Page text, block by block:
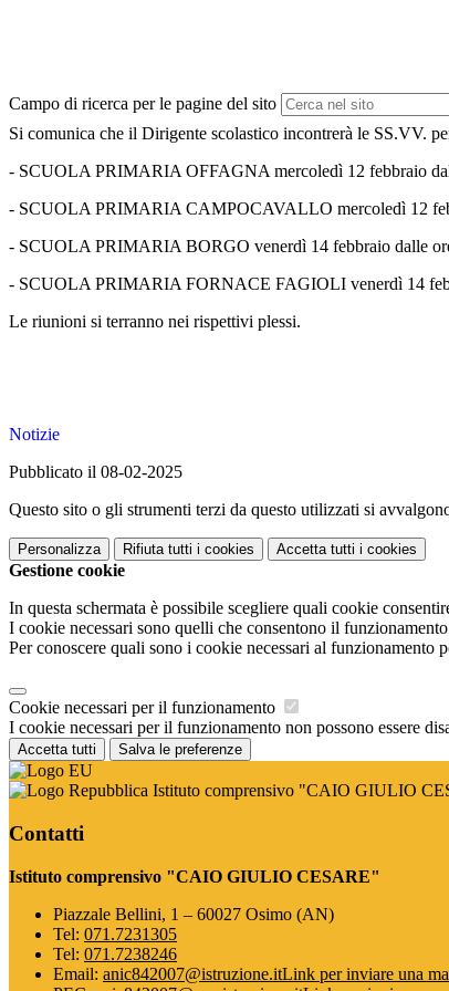
Campo di ricerca per le pagine del sito
Si comunica che il Dirigente scolastico incontrerà le SS.VV.
- SCUOLA PRIMARIA OFFAGNA mercoledì 12 febbraio
- SCUOLA PRIMARIA CAMPOCAVALLO mercoledì 12
- SCUOLA PRIMARIA BORGO venerdì 14 febbraio dalle
- SCUOLA PRIMARIA FORNACE FAGIOLI venerdì 14
Le riunioni si terranno nei rispettivi plessi.
Notizie
Pubblicato il 08-02-2025
Questo sito o gli strumenti terzi da questo utilizzati si
Personalizza Rifiuta tutti i cookies Accetta tutti i cookies
Gestione cookie
In questa schermata è possibile scegliere quali cookie
I cookie necessari sono quelli che consentono il
Per conoscere quali sono i cookie necessari al funzionamento
Cookie necessari per il funzionamento
I cookie necessari per il funzionamento non possono essere
Accetta tutti Salva le preferenze
Istituto comprensivo "CAIO GIULIO
Contatti
Istituto comprensivo "CAIO GIULIO CESARE"
Piazzale Bellini, 1 – 60027 Osimo (AN)
Tel: 071.7231305
Tel: 071.7238246
Email: anic842007@istruzione.itLink per inviare una